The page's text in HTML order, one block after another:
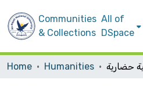
Communities
& Collections
All of
DSpace
Home Humanities